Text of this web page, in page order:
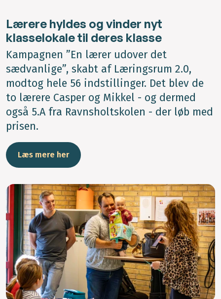
Lærere hyldes og vinder nyt
klasselokale til deres klasse
Kampagnen ”En lærer udover det
sædvanlige”, skabt af Læringsrum 2.0,
modtog hele 56 indstillinger. Det blev de
to lærere Casper og Mikkel - og dermed
også 5.A fra Ravnsholtskolen - der løb med
prisen.
Læs mere her